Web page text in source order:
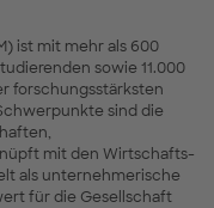
ist mit mehr als 600
sowie 11.000
forschungsstärksten
sind die
mit den Wirtschafts-
als unternehmerische
für die Gesellschaft